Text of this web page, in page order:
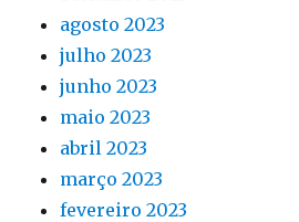
agosto 2023
julho 2023
junho 2023
maio 2023
abril 2023
março 2023
fevereiro 2023